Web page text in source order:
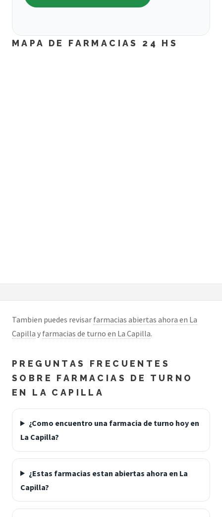
MAPA DE FARMACIAS 24 HS
Tambien puedes revisar farmacias abiertas ahora en La
Capilla y farmacias de turno en La Capilla.
PREGUNTAS FRECUENTES
SOBRE FARMACIAS DE TURNO
EN LA CAPILLA
¿Como encuentro una farmacia de turno hoy en
La Capilla?
¿Estas farmacias estan abiertas ahora en La
Capilla?